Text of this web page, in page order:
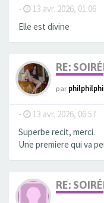
- 13 avr. 2026, 01:06
Elle est divine
RE:
par
- 13 avr. 2026, 06:57
Superbe recit, merci.
Une premiere qui va
RE: